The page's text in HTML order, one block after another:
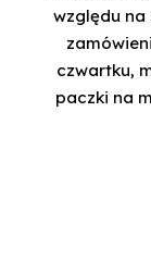
względu na
czwartku,
paczki na